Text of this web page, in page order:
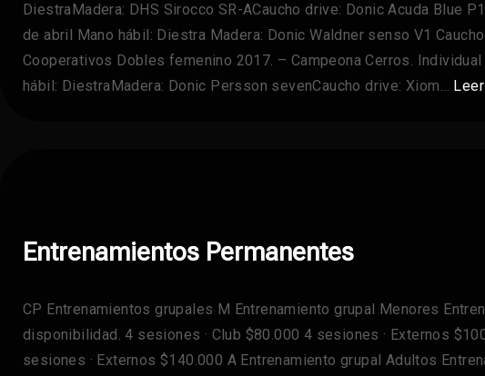
DiestraMadera: DHS Sirocco SR-ACaucho drive: Donic Acuda Blue
de abril Mano hábil: Diestra Madera: Donic Waldner senso V1
Cooperativos Dobles femenino 2017. – Campeona Cerros.
hábil: DiestraMadera: Donic Persson sevenCaucho drive: Xiom…
Entrenamientos Permanentes
CP Entrenamientos grupales M Entrenamiento grupal Menores
disponibilidad. 4 sesiones · Club $80.000 4 sesiones · Externos
sesiones · Externos $140.000 A Entrenamiento grupal Adultos